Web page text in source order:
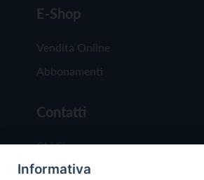
E-Shop
Vendita Online
Abbonamenti
Contatti
Chi Siamo
Redazione
Informativa